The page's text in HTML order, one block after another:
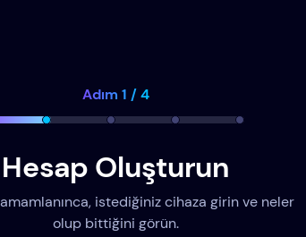
Adım 1 / 4
Hesap Oluşturun
istediğiniz cihaza girin ve neler
olup bittiğini görün.